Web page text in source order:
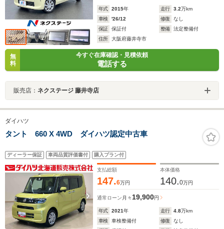
年式 2015年 走行 3.2万km
車検
'26/12 修復
なし
保証
保証付 整備
法定整備付
住所
大阪府藤井寺市
無
料
今すぐ在庫確認・見積依頼
電話する
販売店： ネクステージ 藤井寺店
ダイハツ
タント 660 X 4WD ダイハツ認定中古車
ディーラー保証 車両品質評価書付 購入プラン付
支払総額
147.6万円
本体価格
140.0万円
通常ローン 月々19,900円
年式 2021年 走行 4.8万km
車検
車検整備付 修復
なし